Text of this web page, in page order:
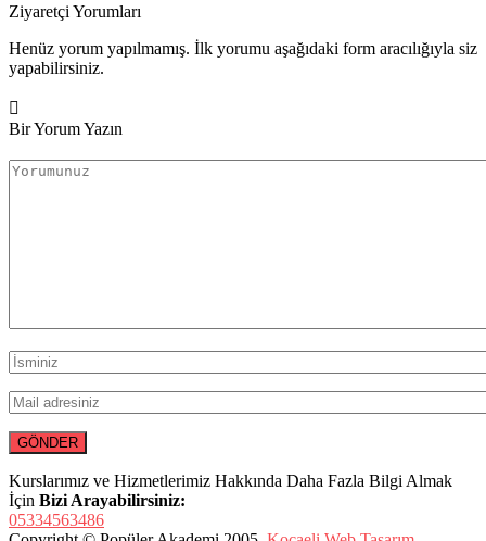
Ziyaretçi Yorumları
Henüz yorum yapılmamış. İlk yorumu aşağıdaki form aracılığıyla siz
yapabilirsiniz.
Bir Yorum Yazın
Kurslarımız ve Hizmetlerimiz Hakkında Daha Fazla Bilgi Almak
İçin Bizi Arayabilirsiniz:
05334563486